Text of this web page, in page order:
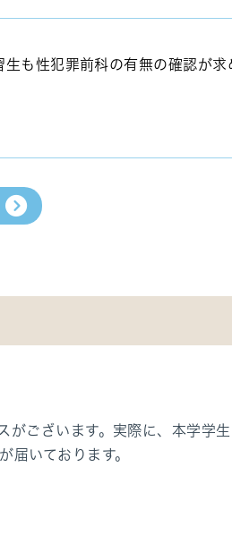
も性犯罪前科の有無の確認が求
がございます。実際に、本学学
届いております。